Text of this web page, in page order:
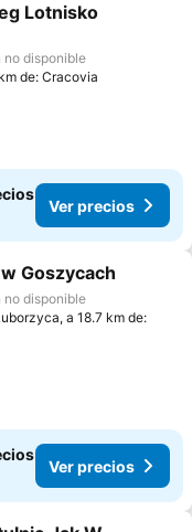
favoritos
Lotnisko
no disponible
de: Cracovia
Ver precios
favoritos
Goszycach
no disponible
a 18.7 km de:
Ver precios